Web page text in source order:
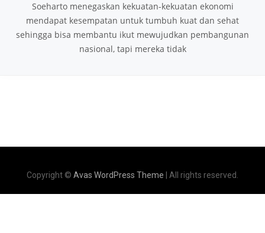
Soeharto menegaskan kekuatan-kekuatan ekonomi
mendapat kesempatan untuk tumbuh kuat dan sehat
sehingga bisa membantu ikut mewujudkan pembangunan
nasional, tapi mereka tidak
Copyright © Avas WordPress Theme | All rights reserved.